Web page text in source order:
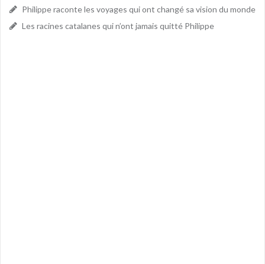
Philippe raconte les voyages qui ont changé sa vision du monde
Les racines catalanes qui n’ont jamais quitté Philippe